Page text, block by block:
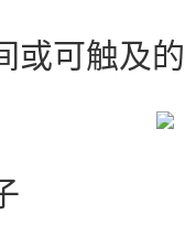
或可触及